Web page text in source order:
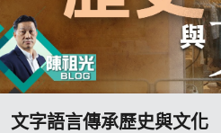
文字語言傳承歷史與文化